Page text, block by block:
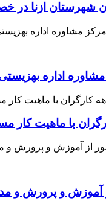
شهرستان ازنا
مشاوره اداره
با ماهیت کار
آموزش و پرورش و